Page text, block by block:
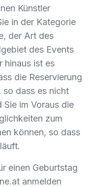
Künstler
in der Kategorie
der Art des
des Events
hinaus ist es
die Reservierung
so dass es nicht
im Voraus die
zum
können, so dass
einen Geburtstag
anmelden